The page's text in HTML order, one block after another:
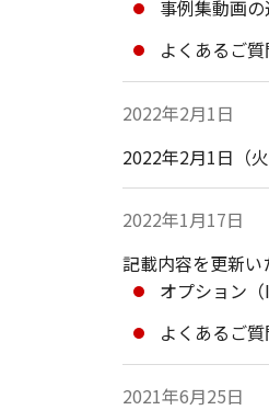
事例集動画
よくあるご
2022年2月1日
2022年2月1日（
2022年1月17日
記載内容を更新い
オプション
よくあるご
2021年6月25日